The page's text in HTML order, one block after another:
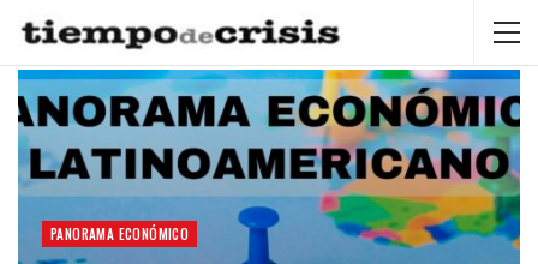
PANORAMA ECONÓMICO